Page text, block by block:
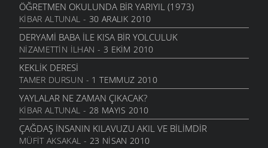
ÖĞRETMEN OKULUNDA BIR YARIYIL (1973)
KIBAR ALTUNAL - 30 ARALIK 2010
DERYAMI BABA İLE KISA BIR YOLCULUK
NIZAMETTIN İLHAN - 3 EKIM 2010
KEKLIK DERESI
TAMER DURSUN - 1 TEMMUZ 2010
YAYLALAR NE ZAMAN ÇIKACAK?
KIBAR ALTUNAL - 28 MAYIS 2010
ÇAĞDAŞ İNSANIN KILAVUZU AKIL VE BILIMDIR
MÜFIT AKSAKAL - 23 NISAN 2010